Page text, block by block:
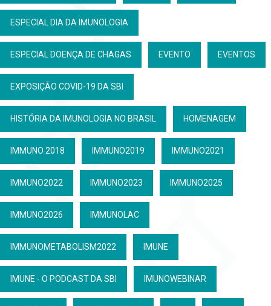
ESPECIAL DIA DA IMUNOLOGIA
ESPECIAL DOENÇA DE CHAGAS EVENTO EVENTOS
EXPOSIÇÃO COVID-19 DA SBI
HISTÓRIA DA IMUNOLOGIA NO BRASIL HOMENAGEM
IMMUNO 2018 IMMUNO2019 IMMUNO2021
IMMUNO2022 IMMUNO2023 IMMUNO2025
IMMUNO2026 IMMUNOLAC
IMMUNOMETABOLISM2022 IMUNE
IMUNE - O PODCAST DA SBI IMUNOWEBINAR